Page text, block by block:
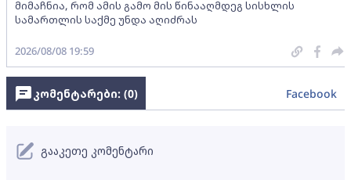
მიმაჩნია, რომ ამის გამო მის წინააღმდეგ სისხლის
სამართლის საქმე უნდა აღიძრას
2026/08/08 19:59
კომენტარები: (0) Facebook
გააკეთე კომენტარი